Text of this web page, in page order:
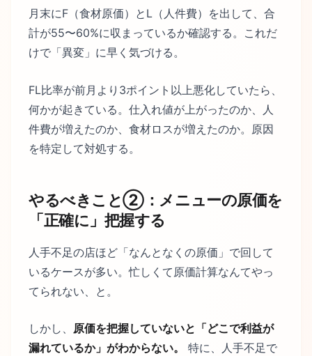
月末にF（食材原価）とL（人件費）を出して、合
計が55〜60%に収まっているか確認する。これだ
けで「異変」に早く気づける。
FL比率が前月より3ポイント以上悪化していたら、
何かが起きている。仕入れ値が上がったのか、人
件費が増えたのか、食材ロスが増えたのか。原因
を特定して対処する。
やるべきこと②：メニューの原価を
「正確に」把握する
人手不足の店ほど「なんとなくの原価」で回して
いるケースが多い。忙しくて原価計算なんてやっ
てられない、と。
しかし、 原価を把握していないと「どこで利益が
漏れているか」がわからない。
特に、人手不足で